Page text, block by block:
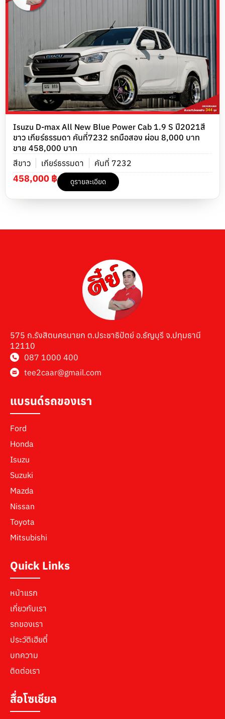
Isuzu D-max All New Blue Power Cab 1.9 S ปี2021สี
ขาว เกียร์ธรรมดา คันที่7232 รถมือสอง ผ่อน 8,000 บาท
ขาย 458,000 บาท
สีขาว
เกียร์ธรรมดา คันที่ 7232
458,000 ฿ ดูรายละเอียด
575 ถ.รังสิตนครนายก ต.ประชาธิปัตย์ อ.ธัญบุรี จ.ปทุมธานี
12110
087 1000 400
tee2caar@gmail.com
แบรนด์รถของเรา
Ford
Honda
Isuzu
Suzuki
Mazda
Nissan
Toyota
Mitsubishi
Quick Links
หน้าแรก
เกี่ยวกับเรา
รถของเรา
ประวัติเฮียตี๋
บทความ
ติดต่อเรา
สื่อโซเชียล